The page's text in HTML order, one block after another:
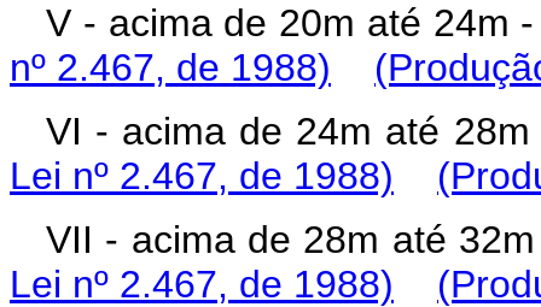
V - acima de 20m até 24m
nº 2.467, de 1988)
VI - acima de 24m até
Lei nº 2.467, de 1988)
VII - acima de 28m até
Lei nº 2.467, de 1988)